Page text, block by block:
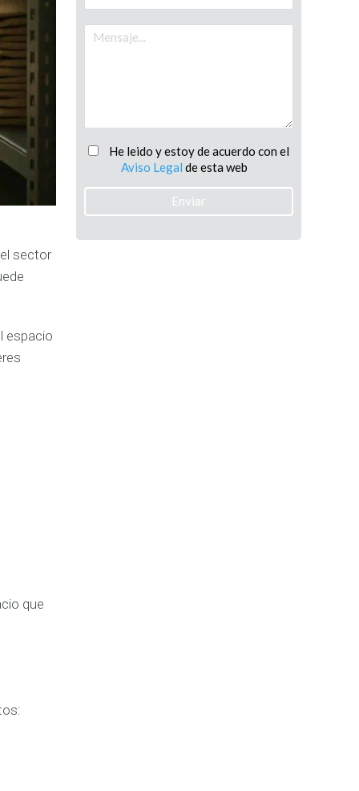
sector
espacio
que
He leido y estoy de acuerdo con el
Aviso Legal de esta web